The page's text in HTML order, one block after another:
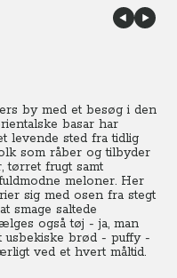
by med et besøg i den
basar har
levende sted fra tidlig
som råber og tilbyder
tørret frugt samt
meloner. Her
sig med osen fra stegt
smage saltede
også tøj - ja, man
usbekiske brød - puffy -
ved et hvert måltid.